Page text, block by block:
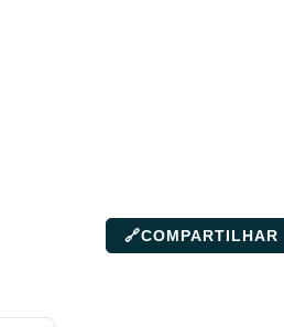
🔗COMPARTILHAR